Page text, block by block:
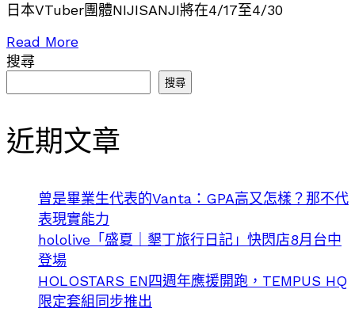
日本VTuber團體NIJISANJI將在4/17至4/30
Read More
搜尋
搜尋
近期文章
曾是畢業生代表的Vanta：GPA高又怎樣？那不代
表現實能力
hololive「盛夏｜墾丁旅行日記」快閃店8月台中
登場
HOLOSTARS EN四週年應援開跑，TEMPUS HQ
限定套組同步推出